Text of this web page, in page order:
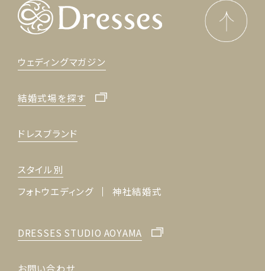
ウェディングマガジン
結婚式場を探す
ドレスブランド
スタイル別
フォトウエディング
神社結婚式
DRESSES STUDIO AOYAMA
お問い合わせ